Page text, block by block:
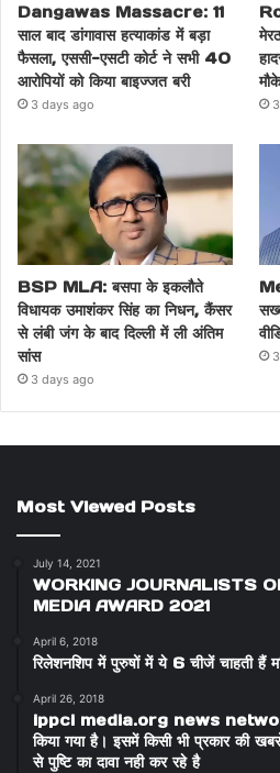
Dangawas Massacre: 11
साल बाद डांगावास हत्याकांड में बड़ा
फैसला, एससी-एसटी कोर्ट ने सभी 40
आरोपियों को किया बाइज्जत बरी
3 days ago
BSP MLA: बसपा के इकलौते
विधायक उमाशंकर सिंह का निधन, कैंसर
से लंबी जंग के बाद दिल्ली में ली अंतिम
सांस
3 days ago
Most Viewed Posts
July 14, 2021
WORKING JOURNALISTS
MEDIA AWARD 2021
April 6, 2018
रिलेशनशिप में पुरुषों में ये 6 चीजें चाहती हैं
April 26, 2018
ippci media.org news
किया गया है। इसमें किसी भी प्रकार की
से पुष्टि का दावा नही कर रहे है